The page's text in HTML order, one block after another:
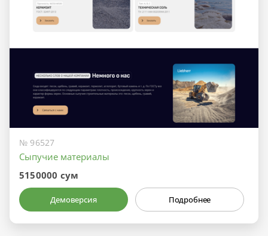
№ 96527
Сыпучие материалы
5150000 сум
Демоверсия Подробнее